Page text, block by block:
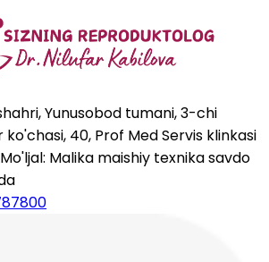
Yunusobod tumani, 3-chi
40, Prof Med Servis klinkasi
Malika maishiy texnika savdo